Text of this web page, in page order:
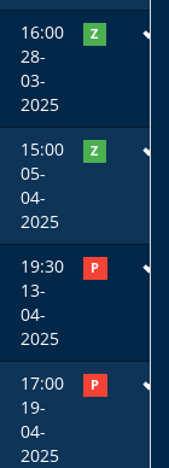
16:00
28-
03-
2025
Z
15:00
05-
04-
2025
Z
19:30
13-
04-
2025
P
17:00
19-
04-
2025
P